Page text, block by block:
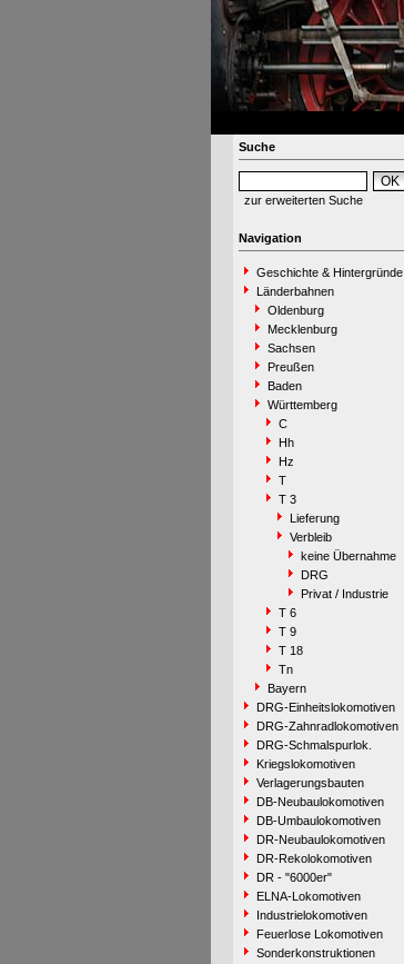
Suche
zur erweiterten Suche
Navigation
Geschichte & Hintergründe
Länderbahnen
Oldenburg
Mecklenburg
Sachsen
Preußen
Baden
Württemberg
C
Hh
Hz
T
T 3
Lieferung
Verbleib
keine Übernahme
DRG
Privat / Industrie
T 6
T 9
T 18
Tn
Bayern
DRG-Einheitslokomotiven
DRG-Zahnradlokomotiven
DRG-Schmalspurlok.
Kriegslokomotiven
Verlagerungsbauten
DB-Neubaulokomotiven
DB-Umbaulokomotiven
DR-Neubaulokomotiven
DR-Rekolokomotiven
DR - "6000er"
ELNA-Lokomotiven
Industrielokomotiven
Feuerlose Lokomotiven
Sonderkonstruktionen